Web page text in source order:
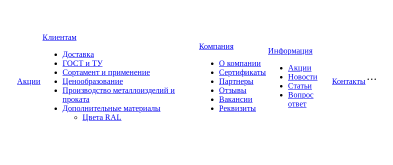
Акции
Клиентам
Доставка
ГОСТ и ТУ
Сортамент и применение
Ценообразование
Производство металлоизделий и
проката
Дополнительные материалы
Цвета RAL
Компания
О компании
Сертификаты
Партнеры
Отзывы
Вакансии
Реквизиты
Информация
Акции
Новости
Статьи
Вопрос
ответ
Контакты